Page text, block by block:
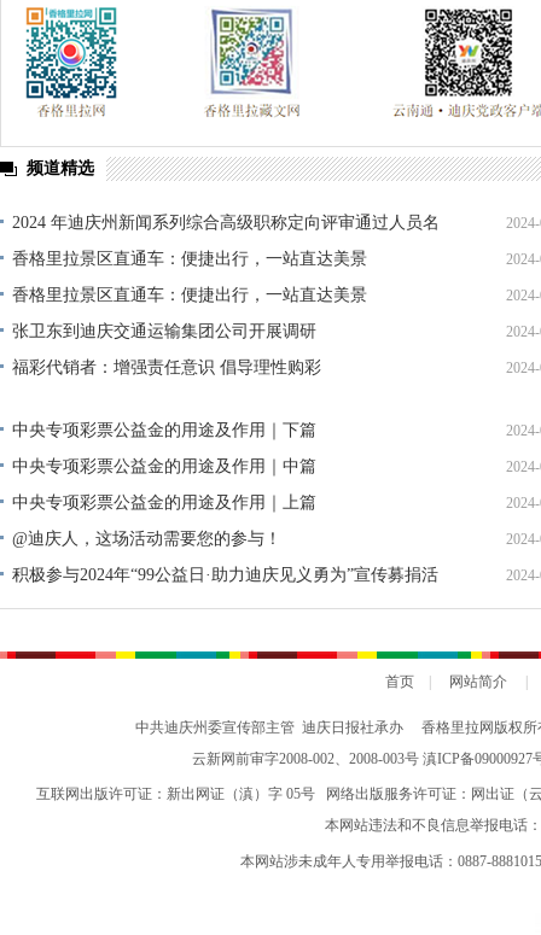
频道精选
2024 年迪庆州新闻系列综合高级职称定向评审通过人员名
单公示
香格里拉景区直通车：便捷出行，一站直达美景
香格里拉景区直通车：便捷出行，一站直达美景
张卫东到迪庆交通运输集团公司开展调研
福彩代销者：增强责任意识 倡导理性购彩
中央专项彩票公益金的用途及作用｜下篇
中央专项彩票公益金的用途及作用｜中篇
中央专项彩票公益金的用途及作用｜上篇
@迪庆人，这场活动需要您的参与！
积极参与2024年“99公益日·助力迪庆见义勇为”宣传募捐活
动倡议书